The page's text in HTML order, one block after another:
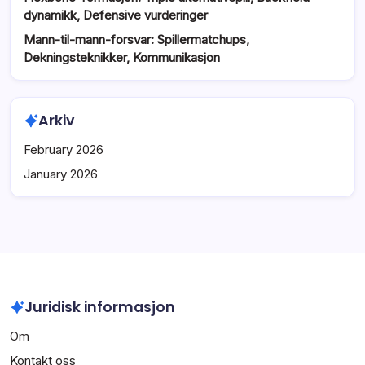
dynamikk, Defensive vurderinger
Mann-til-mann-forsvar: Spillermatchups,
Dekningsteknikker, Kommunikasjon
Arkiv
February 2026
January 2026
Juridisk informasjon
Om
Kontakt oss